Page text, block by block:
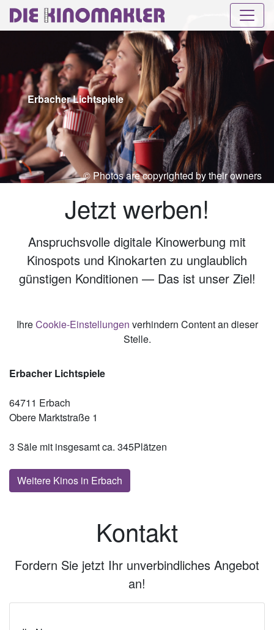
Erbacher Lichtspiele
© Photos are copyrighted by their owners
Jetzt werben!
Anspruchsvolle digitale Kinowerbung mit
Kinospots und Kinokarten zu unglaublich
günstigen Konditionen — Das ist unser Ziel!
IhreCookie-Einstellungen verhindern Content an dieser
Stelle.
Erbacher Lichtspiele
64711 Erbach
Obere Marktstraße 1
3 Säle mit insgesamt ca. 345Plätzen
Weitere Kinos in Erbach
Kontakt
Fordern Sie jetzt Ihr unverbindliches Angebot
an!